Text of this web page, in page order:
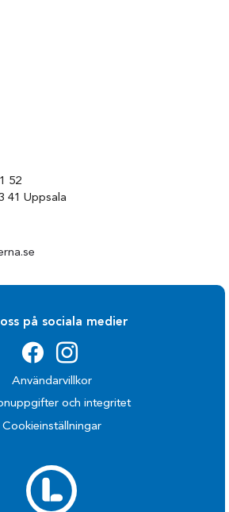
52
41 Uppsala
på sociala medier
Användarvillkor
och integritet
Cookieinställningar